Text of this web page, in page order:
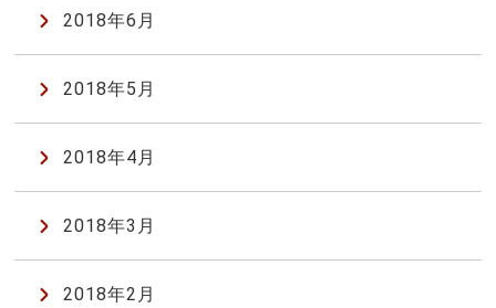
2018年6月
2018年5月
2018年4月
2018年3月
2018年2月